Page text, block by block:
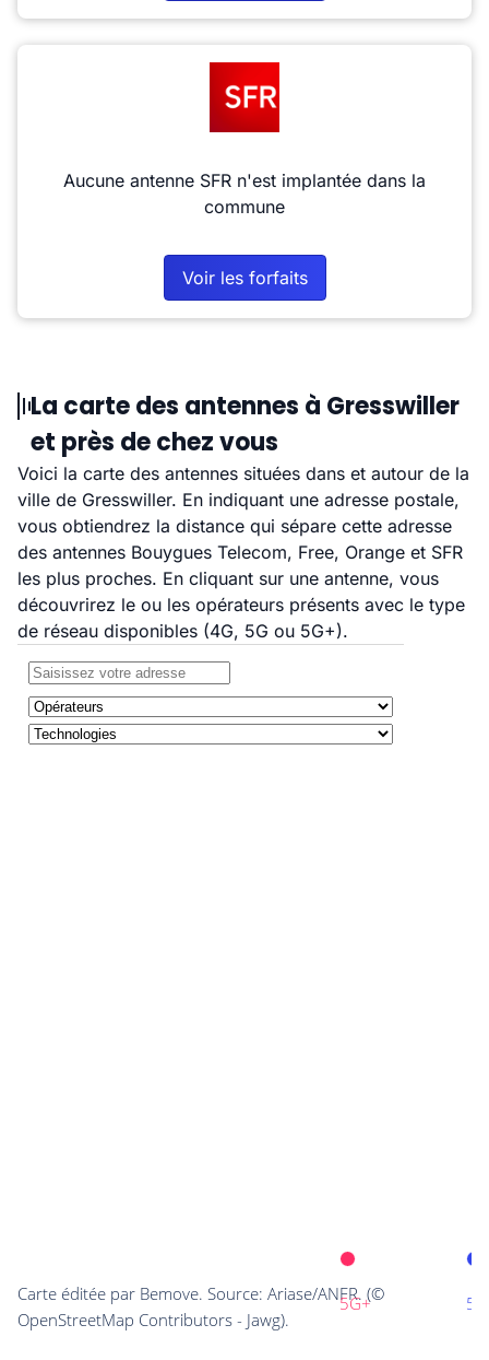
Aucune antenne SFR n'est implantée dans la
commune
Voir les forfaits
La carte des antennes à Gresswiller
et près de chez vous
Voici la carte des antennes situées dans et autour de la
ville de Gresswiller. En indiquant une adresse postale,
vous obtiendrez la distance qui sépare cette adresse
des antennes Bouygues Telecom, Free, Orange et SFR
les plus proches. En cliquant sur une antenne, vous
découvrirez le ou les opérateurs présents avec le type
de réseau disponibles (4G, 5G ou 5G+).